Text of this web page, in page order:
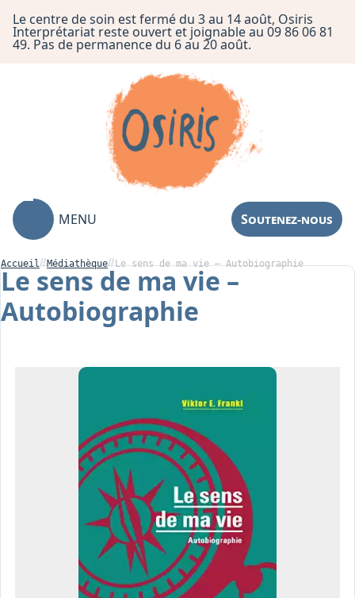
Le centre de soin est fermé du 3 au 14 août, Osiris
Interprétariat reste ouvert et joignable au 09 86 06 81
49. Pas de permanence du 6 au 20 août.
MENU Soutenez-nous
Association
Ressources
Accueil Médiathèque Le sens de ma vie – Autobiographie
Le sens de ma vie –
Autobiographie